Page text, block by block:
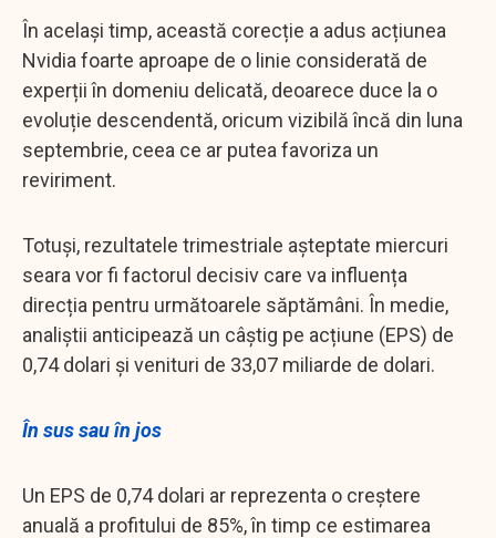
În același timp, această corecție a adus acțiunea
Nvidia foarte aproape de o linie considerată de
experții în domeniu delicată, deoarece duce la o
evoluție descendentă, oricum vizibilă încă din luna
septembrie, ceea ce ar putea favoriza un
reviriment.
Totuși, rezultatele trimestriale așteptate miercuri
seara vor fi factorul decisiv care va influența
direcția pentru următoarele săptămâni. În medie,
analiștii anticipează un câștig pe acțiune (EPS) de
0,74 dolari și venituri de 33,07 miliarde de dolari.
În sus sau în jos
Un EPS de 0,74 dolari ar reprezenta o creștere
anuală a profitului de 85%, în timp ce estimarea